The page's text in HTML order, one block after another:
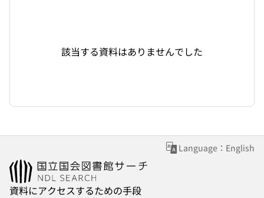
該当する資料はありませんでした
Language：English
資料にアクセスするための手段